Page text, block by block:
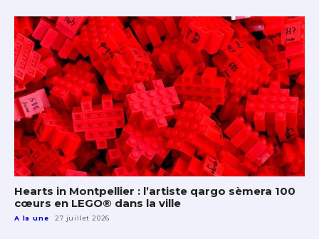
Hearts in Montpellier : l’artiste qargo sèmera 100
cœurs en LEGO® dans la ville
A la une 27 juillet 2026